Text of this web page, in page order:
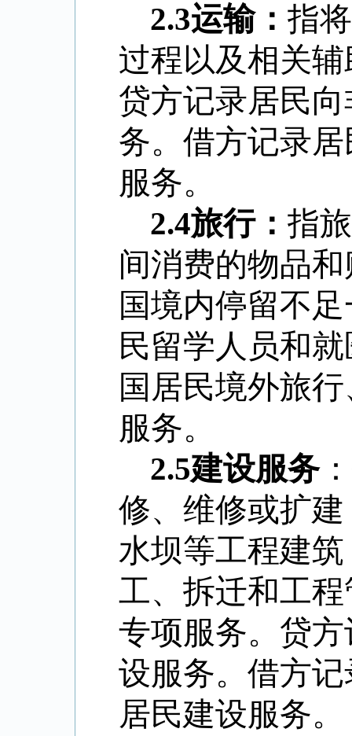
2.3运输： 指
过程以及相关
贷方记录居民
务。借方记录
服务。
2.4旅行： 指
间消费的物品
国境内停留不
民留学人员和
国居民境外旅
服务。
2.5建设服务
修、维修或扩
水坝等工程建
工、拆迁和工
专项服务。贷
设服务。借方
居民建设服务。